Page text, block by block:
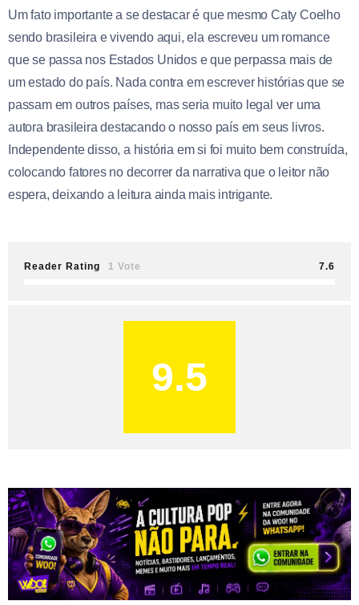
Um fato importante a se destacar é que mesmo Caty Coelho
sendo brasileira e vivendo aqui, ela escreveu um romance
que se passa nos Estados Unidos e que perpassa mais de
um estado do país. Nada contra em escrever histórias que se
passam em outros países, mas seria muito legal ver uma
autora brasileira destacando o nosso país em seus livros.
Independente disso, a história em si foi muito bem construída,
colocando fatores no decorrer da narrativa que o leitor não
espera, deixando a leitura ainda mais intrigante.
Reader Rating 1 Vote 7.6
9.5